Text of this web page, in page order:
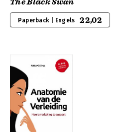
The Black Swan
Paperback | Engels 22,02